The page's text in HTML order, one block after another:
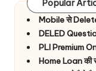
Popular
Mobile से
DELED
PLI Premium
Home Loan की